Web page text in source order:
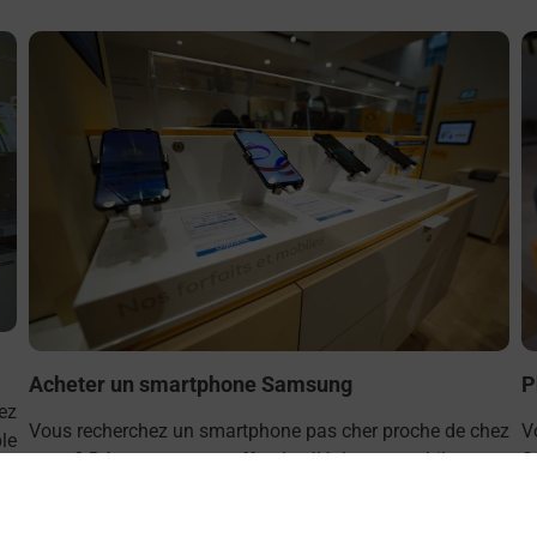
En savoir plus
Acheter un smartphone Samsung
Vous recherchez un smartphone pas cher proche de chez
vous ? Découvrez notre offre de téléphones mobiles